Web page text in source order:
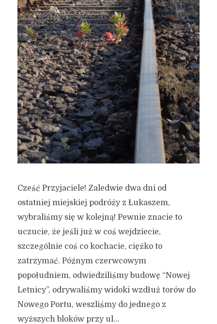
Cześć Przyjaciele! Zaledwie dwa dni od
ostatniej miejskiej podróży z Łukaszem,
wybraliśmy się w kolejną! Pewnie znacie to
uczucie, że jeśli już w coś wejdziecie,
szczególnie coś co kochacie, ciężko to
zatrzymać. Późnym czerwcowym
popołudniem, odwiedziliśmy budowę “Nowej
Letnicy”, odrywaliśmy widoki wzdłuż torów do
Nowego Portu, weszliśmy do jednego z
wyższych bloków przy ul...